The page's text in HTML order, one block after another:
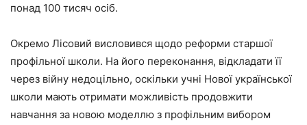
понад 100 тисяч осіб.
Окремо Лісовий висловився щодо реформи старшої
профільної школи. На його переконання, відкладати її
через війну недоцільно, оскільки учні Нової української
школи мають отримати можливість продовжити
навчання за новою моделлю з профільним вибором